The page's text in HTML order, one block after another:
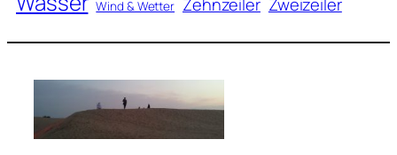
Wind & Wetter Zehnzeiler